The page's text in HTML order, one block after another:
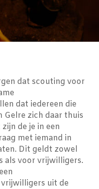
dat scouting voor
dat iedereen die
Gelre zich daar thuis
de je in een
met iemand in
Dit geldt zowel
als voor vrijwilligers.
uit de